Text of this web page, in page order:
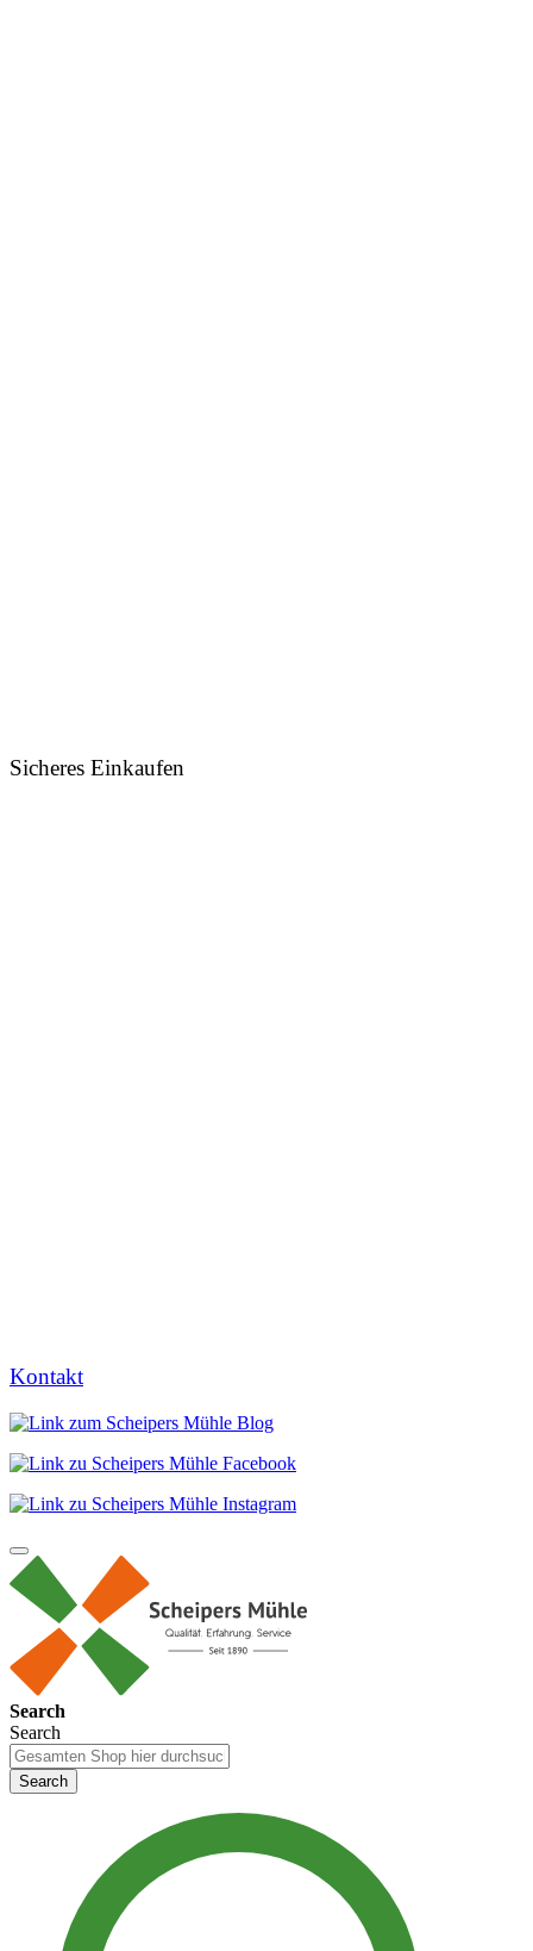
Sicheres Einkaufen
Kontakt
Search
Search
Search